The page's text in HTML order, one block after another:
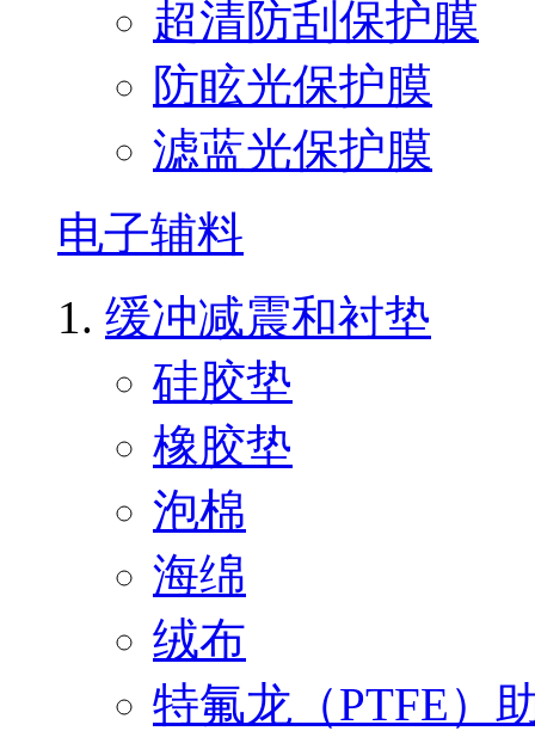
超清防刮保护膜
防眩光保护膜
滤蓝光保护膜
电子辅料
缓冲减震和衬垫
硅胶垫
橡胶垫
泡棉
海绵
绒布
特氟龙（PTFE）